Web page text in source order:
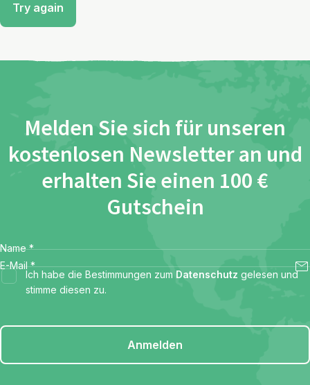
Try again
Melden Sie sich für unseren
kostenlosen Newsletter an und
erhalten Sie einen 100 €
Gutschein
Name *
E-Mail *
Ich habe die Bestimmungen zum Datenschutz gelesen und
stimme diesen zu.
Anmelden